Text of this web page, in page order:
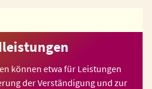
können etwa für Leistungen
der Verständigung und zur